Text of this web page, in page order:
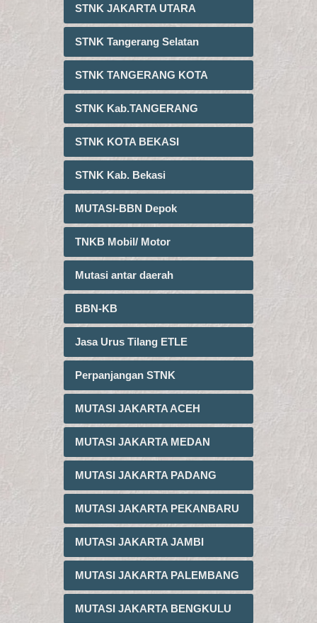
STNK JAKARTA UTARA
STNK Tangerang Selatan
STNK TANGERANG KOTA
STNK Kab.TANGERANG
STNK KOTA BEKASI
STNK Kab. Bekasi
MUTASI-BBN Depok
TNKB Mobil/ Motor
Mutasi antar daerah
BBN-KB
Jasa Urus Tilang ETLE
Perpanjangan STNK
MUTASI JAKARTA ACEH
MUTASI JAKARTA MEDAN
MUTASI JAKARTA PADANG
MUTASI JAKARTA PEKANBARU
MUTASI JAKARTA JAMBI
MUTASI JAKARTA PALEMBANG
MUTASI JAKARTA BENGKULU